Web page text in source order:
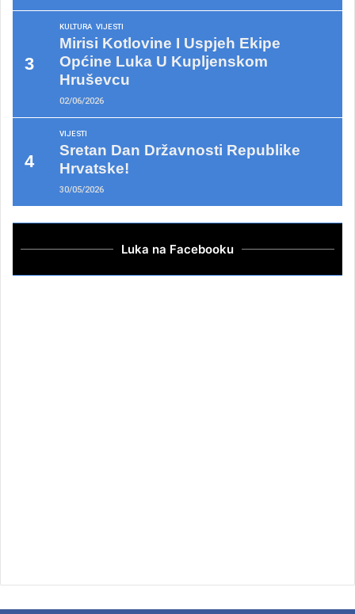
KULTURA VIJESTI
Mirisi Kotlovine I Uspjeh Ekipe
Općine Luka U Kupljenskom
Hruševcu
02/06/2026
VIJESTI
Sretan Dan Državnosti Republike
Hrvatske!
30/05/2026
Luka na Facebooku